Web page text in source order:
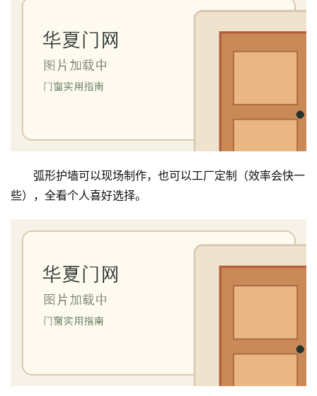
弧形护墙可以现场制作，也可以工厂定制（效率会快一
些），全看个人喜好选择。